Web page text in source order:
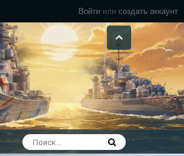
Войти или создать аккаунт